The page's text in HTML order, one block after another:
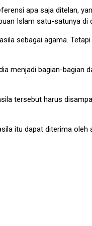
apa saja ditelan,
Islam satu-satunya di
sebagai agama.
menjadi bagian-
tersebut harus
itu dapat diterima